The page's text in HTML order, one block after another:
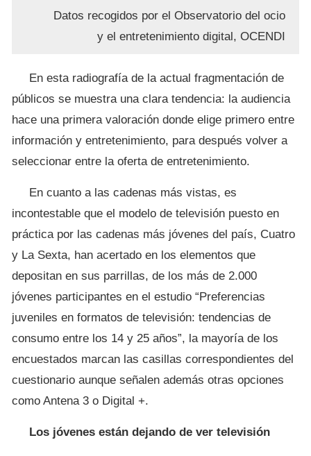
Datos recogidos por el Observatorio del ocio
y el entretenimiento digital, OCENDI
En esta radiografía de la actual fragmentación de
públicos se muestra una clara tendencia: la audiencia
hace una primera valoración donde elige primero entre
información y entretenimiento, para después volver a
seleccionar entre la oferta de entretenimiento.
En cuanto a las cadenas más vistas, es
incontestable que el modelo de televisión puesto en
práctica por las cadenas más jóvenes del país, Cuatro
y La Sexta, han acertado en los elementos que
depositan en sus parrillas, de los más de 2.000
jóvenes participantes en el estudio “Preferencias
juveniles en formatos de televisión: tendencias de
consumo entre los 14 y 25 años”, la mayoría de los
encuestados marcan las casillas correspondientes del
cuestionario aunque señalen además otras opciones
como Antena 3 o Digital +.
Los jóvenes están dejando de ver televisión